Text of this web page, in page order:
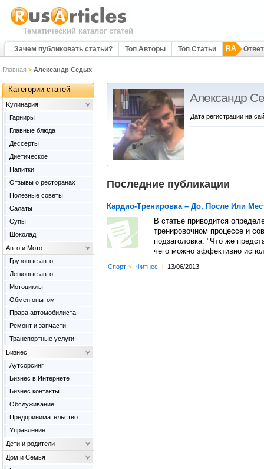
Тематический каталог статей
Зачем публиковать статьи? Топ Авторы Топ Статьи RA
Главная > Александр Седых
Александр
Дата регистрации на
Последние публикации
Кардио-Тренировка – До, После Или
В статье приводится
тренировочном процессе и
подзаголовка: "Что же
чего можно эффективно
Спорт > Фитнес l 13/06/2013
Категории статей
Kулинария
Гарниры
Главные блюда
Дессерты
Диетическое
Напитки
Отзывы о ресторанах
Полезные советы
Салаты
Супы
Шоколад
Авто и Мото
Грузовые авто
Легковые авто
Мотоциклы
Обмен опытом
Права автомобилиста
Ремонт и запчасти
Транспортные услуги
Бизнес
Аутсорсинг
Бизнес в Интернете
Бизнес контакты
Обслуживание
Предпринимательство
Управление
Дети и родители
Дом и Семья